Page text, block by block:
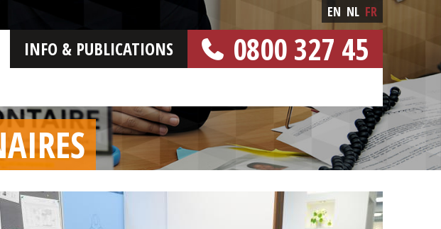
0800 327 45
INFO & PUBLICATIONS
EN NL FR